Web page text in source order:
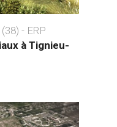
- ERP
à Tignieu-